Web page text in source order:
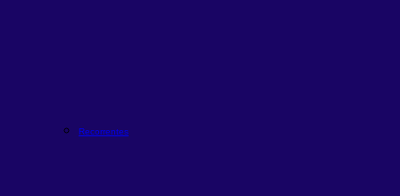
Recorrentes